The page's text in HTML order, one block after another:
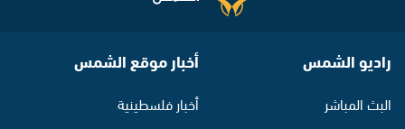
راديو الشمس
البث المباشر
أخبار موقع الشمس
أخبار فلسطينية